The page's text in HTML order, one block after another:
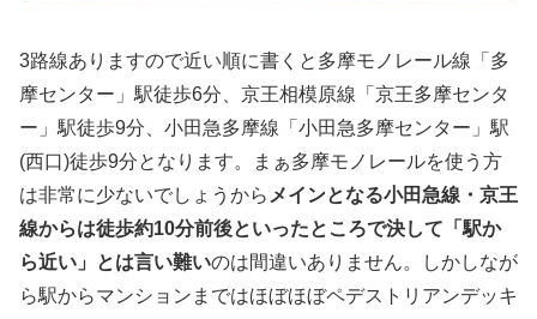
3路線ありますので近い順に書くと多摩モノレール線「多
摩センター」駅徒歩6分、京王相模原線「京王多摩センタ
ー」駅徒歩9分、小田急多摩線「小田急多摩センター」駅
(西口)徒歩9分となります。まぁ多摩モノレールを使う方
は非常に少ないでしょうから メインとなる小田急線・京王
線からは徒歩約10分前後といったところで決して「駅か
ら近い」とは言い難いのは間違いありません。しかしなが
ら駅からマンションまではほぼほぼペデストリアンデッキ